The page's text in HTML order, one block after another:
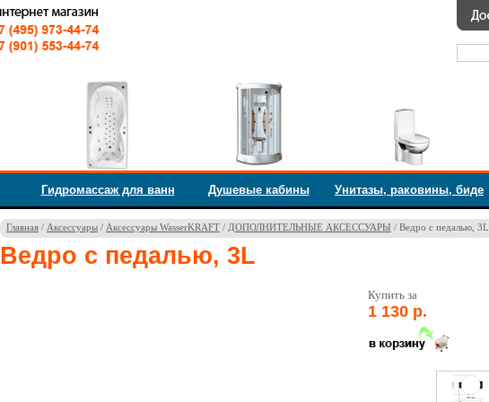
Гидромассаж для ванн Душевые кабины Унитазы, раковины, биде
Главная / Аксессуары / Аксессуары WasserKRAFT / ДОПОЛНИТЕЛЬНЫЕ АКСЕССУАРЫ / Ведро с педалью, 3L
Ведро с педалью, 3L
Купить за
1 130 р.